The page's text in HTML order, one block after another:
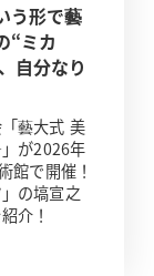
う形で藝
“ミカ
自分なり
藝大式 美
が2026年
館で開催！
の塙宣之
介！